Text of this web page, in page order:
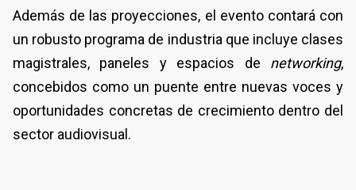
Además de las proyecciones, el evento contará con
un robusto programa de industria que incluye clases
magistrales, paneles y espacios de networking,
concebidos como un puente entre nuevas voces y
oportunidades concretas de crecimiento dentro del
sector audiovisual.